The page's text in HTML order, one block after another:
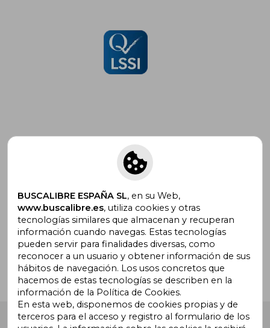
Suscríbete para recibir ofertas y
promociones
¿Necesitas ayuda?
Ir a Centro de Soporte
Buscalibre España . Calle Energía, 65, Nave 3 (08940),
BUSCALIBRE ESPAÑA SL, en su Web,
www.buscalibre.es, utiliza cookies y otras
tecnologías similares que almacenan y recuperan
información cuando navegas. Estas tecnologías
pueden servir para finalidades diversas, como
reconocer a un usuario y obtener información de sus
hábitos de navegación. Los usos concretos que
hacemos de estas tecnologías se describen en la
información de la Política de Cookies.
En esta web, disponemos de cookies propias y de
terceros para el acceso y registro al formulario de los